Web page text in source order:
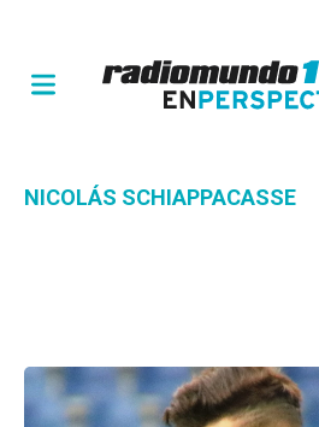
NICOLÁS SCHIAPPACASSE